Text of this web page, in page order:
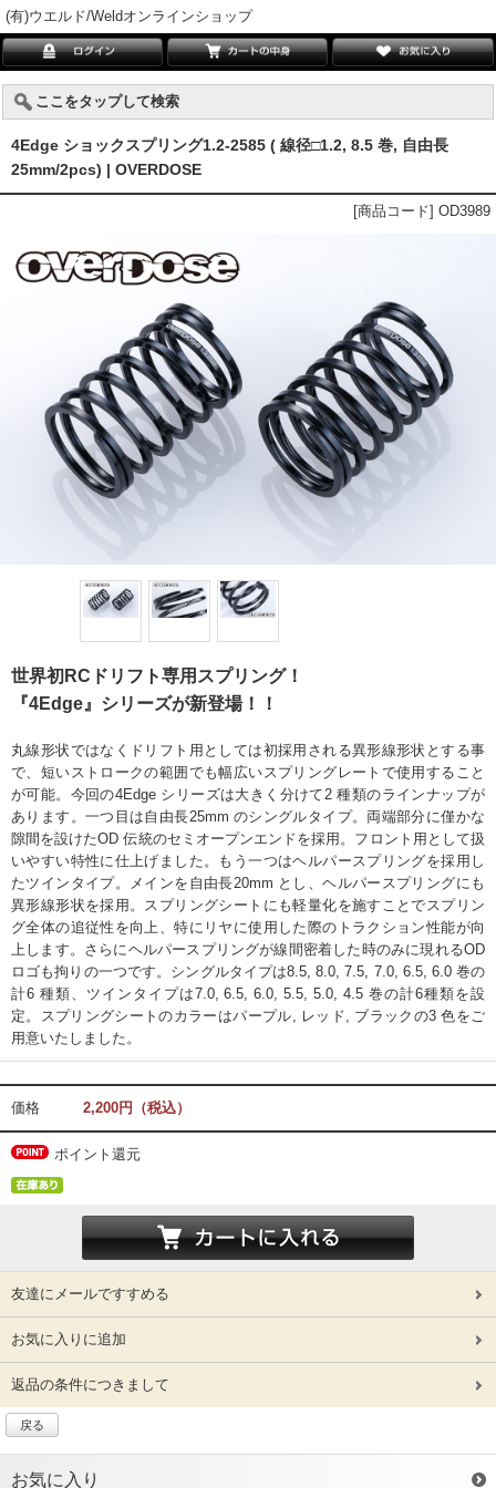
(有)ウエルド/Weldオンラインショップ
ここをタップして検索
4Edge ショックスプリング1.2-2585 ( 線径□1.2, 8.5 巻, 自由長
25mm/2pcs) | OVERDOSE
[商品コード] OD3989
世界初RCドリフト専用スプリング！
『4Edge』シリーズが新登場！！
丸線形状ではなくドリフト用としては初採用される異形線形状とする事
で、短いストロークの範囲でも幅広いスプリングレートで使用すること
が可能。今回の4Edge シリーズは大きく分けて2 種類のラインナップが
あります。一つ目は自由長25mm のシングルタイプ。両端部分に僅かな
隙間を設けたOD 伝統のセミオープンエンドを採用。フロント用として扱
いやすい特性に仕上げました。もう一つはヘルパースプリングを採用し
たツインタイプ。メインを自由長20mm とし、ヘルパースプリングにも
異形線形状を採用。スプリングシートにも軽量化を施すことでスプリン
グ全体の追従性を向上、特にリヤに使用した際のトラクション性能が向
上します。さらにヘルパースプリングが線間密着した時のみに現れるOD
ロゴも拘りの一つです。シングルタイプは8.5, 8.0, 7.5, 7.0, 6.5, 6.0 巻の
計6 種類、ツインタイプは7.0, 6.5, 6.0, 5.5, 5.0, 4.5 巻の計6種類を設
定。スプリングシートのカラーはパープル, レッド, ブラックの3 色をご
用意いたしました。
価格 2,200円（税込）
ポイント還元
友達にメールですすめる
お気に入りに追加
返品の条件につきまして
戻る
お気に入り